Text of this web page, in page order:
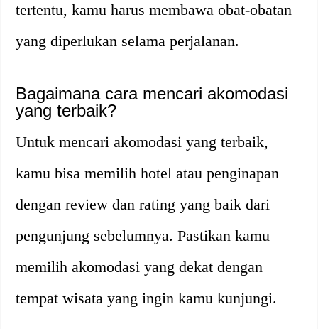
tertentu, kamu harus membawa obat-obatan
yang diperlukan selama perjalanan.
Bagaimana cara mencari akomodasi
yang terbaik?
Untuk mencari akomodasi yang terbaik,
kamu bisa memilih hotel atau penginapan
dengan review dan rating yang baik dari
pengunjung sebelumnya. Pastikan kamu
memilih akomodasi yang dekat dengan
tempat wisata yang ingin kamu kunjungi.